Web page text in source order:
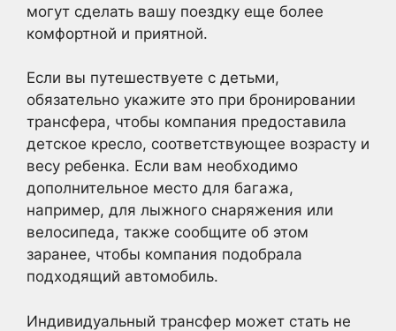
могут сделать вашу поездку еще более
комфортной и приятной.
Если вы путешествуете с детьми,
обязательно укажите это при бронировании
трансфера, чтобы компания предоставила
детское кресло, соответствующее возрасту и
весу ребенка. Если вам необходимо
дополнительное место для багажа,
например, для лыжного снаряжения или
велосипеда, также сообщите об этом
заранее, чтобы компания подобрала
подходящий автомобиль.
Индивидуальный трансфер может стать не